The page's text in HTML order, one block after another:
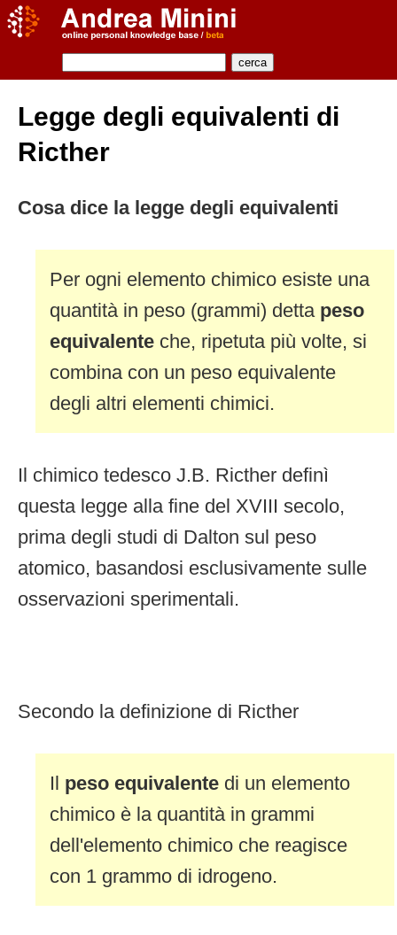
Legge degli equivalenti di
Ricther
Cosa dice la legge degli equivalenti
Per ogni elemento chimico esiste una
quantità in peso (grammi) detta peso
equivalente che, ripetuta più volte, si
combina con un peso equivalente
degli altri elementi chimici.
Il chimico tedesco J.B. Ricther definì
questa legge alla fine del XVIII secolo,
prima degli studi di Dalton sul peso
atomico, basandosi esclusivamente sulle
osservazioni sperimentali.
Secondo la definizione di Ricther
Il peso equivalente di un elemento
chimico è la quantità in grammi
dell'elemento chimico che reagisce
con 1 grammo di idrogeno.